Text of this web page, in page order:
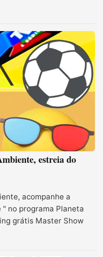
estreia do
acompanhe a
no programa Planeta
grátis Master Show